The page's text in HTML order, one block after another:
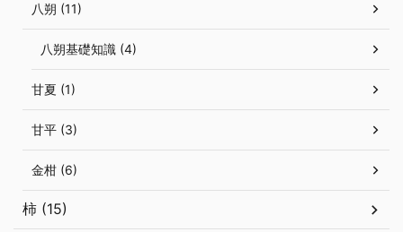
八朔 (11)
八朔基礎知識 (4)
甘夏 (1)
甘平 (3)
金柑 (6)
柿 (15)